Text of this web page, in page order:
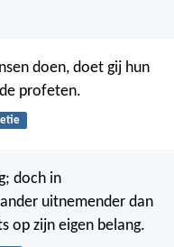
doen, doet gij hun
profeten.
doch in
uitnemender dan
op zijn eigen belang.